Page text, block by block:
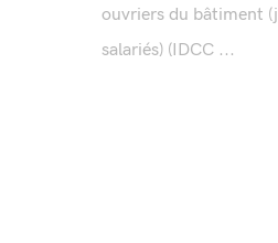
ouvriers du bâtiment
salariés) (IDCC ...